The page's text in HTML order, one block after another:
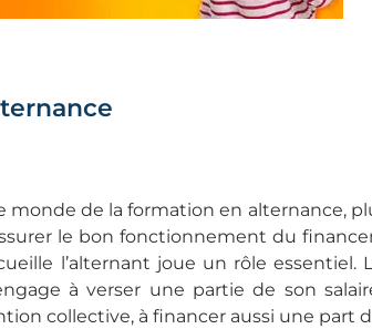
monde de la formation en alternance,
le bon fonctionnement du
l’alternant joue un rôle essentiel.
à verser une partie de son
collective, à financer aussi une part